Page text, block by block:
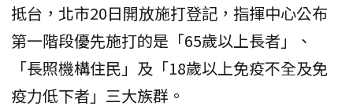
抵台，北市20日開放施打登記，指揮中心公布
第一階段優先施打的是「65歲以上長者」、
「長照機構住民」及「18歲以上免疫不全及免
疫力低下者」三大族群。